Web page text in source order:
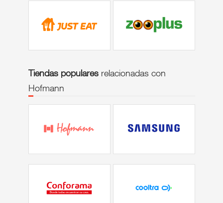
Tiendas popularesrelacionadas con
Hofmann